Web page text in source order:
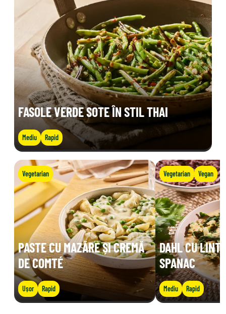
FASOLE VERDE SOTE ÎN STIL THAI
Mediu Rapid
Vegetarian
PASTE CU MAZĂRE ȘI CREMĂ
DE COMTÉ
Ușor Rapid
Vegetarian Vegan
DAHL CU
SPANAC
Mediu Rapid